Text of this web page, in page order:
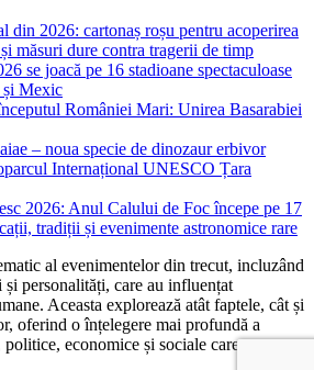
din 2026: cartonaș roșu pentru acoperirea
măsuri dure contra tragerii de timp
se joacă pe 16 stadioane spectaculoase
și Mexic
României Mari: Unirea Basarabiei
– noua specie de dinozaur erbivor
Internațional UNESCO Țara
2026: Anul Calului de Foc începe pe 17
tradiții și evenimente astronomice rare
al evenimentelor din trecut, incluzând
personalități, care au influențat
Aceasta explorează atât faptele, cât și
oferind o înțelegere mai profundă a
economice și sociale care au